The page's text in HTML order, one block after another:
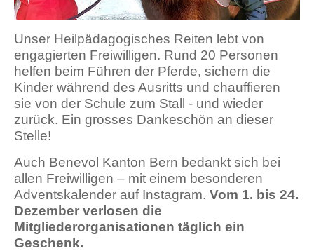
Unser Heilpädagogisches Reiten lebt von
engagierten Freiwilligen. Rund 20 Personen
helfen beim Führen der Pferde, sichern die
Kinder während des Ausritts und chauffieren
sie von der Schule zum Stall - und wieder
zurück. Ein grosses Dankeschön an dieser
Stelle!
Auch Benevol Kanton Bern bedankt sich bei
allen Freiwilligen – mit einem besonderen
Adventskalender auf Instagram. Vom 1. bis 24.
Dezember verlosen die
Mitgliederorganisationen täglich ein
Geschenk.